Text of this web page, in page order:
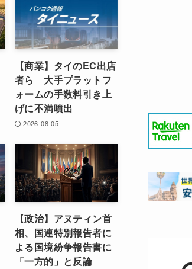
【商業】タイのEC出店
者ら 大手プラットフ
ォームの手数料引き上
げに不満噴出
2026-08-05
【政治】アヌティン首
相、国連特別報告者に
よる国境紛争報告書に
「一方的」と反論